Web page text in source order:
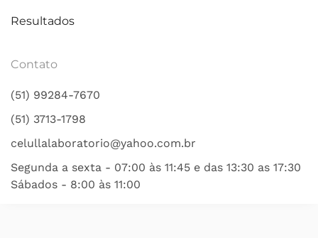
Resultados
Contato
(51) 99284-7670
(51) 3713-1798
celullalaboratorio@yahoo.com.br
Segunda a sexta - 07:00 às 11:45 e das 13:30 as 17:30
Sábados - 8:00 às 11:00